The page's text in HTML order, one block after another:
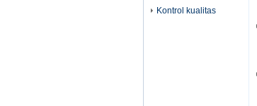
Kontrol kualitas